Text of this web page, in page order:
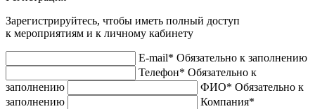
Зарегистрируйтесь, чтобы иметь полный доступ
к мероприятиям и к личному кабинету
E-mail* Обязательно к заполнению
Телефон* Обязательно к
заполнению
ФИО* Обязательно к
заполнению
Компания*